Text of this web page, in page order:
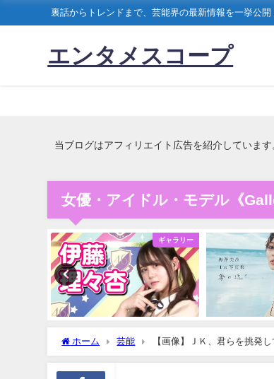
裏話からトレンドまで、芸能界の最新情報を一挙公開
エンタメスコープ
当ブログはアフィリエイト広告を紹介しています
女優・アイドル・モデル《
ギャラリー
ホーム 芸能 【画像】ＪＫ、君らを挑発し